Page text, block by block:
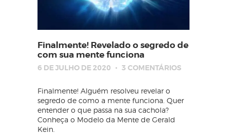
Finalmente! Revelado o segredo de
com sua mente funciona
6 DE JULHO DE 2020 3 COMENTÁRIOS
Finalmente! Alguém resolveu revelar o
segredo de como a mente funciona. Quer
entender o que passa na sua cachola?
Conheça o Modelo da Mente de Gerald
Kein.